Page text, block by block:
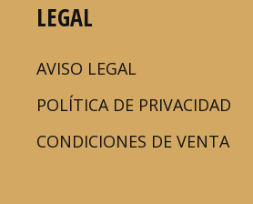
LEGAL
AVISO LEGAL
POLÍTICA DE PRIVACIDAD
CONDICIONES DE VENTA